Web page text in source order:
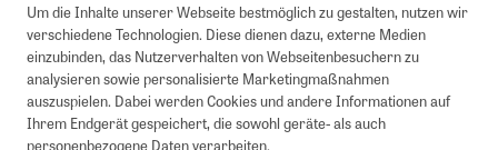
Um die Inhalte unserer Webseite bestmöglich zu gestalten, nutzen wir
verschiedene Technologien. Diese dienen dazu, externe Medien
einzubinden, das Nutzerverhalten von Webseitenbesuchern zu
analysieren sowie personalisierte Marketingmaßnahmen
auszuspielen. Dabei werden Cookies und andere Informationen auf
Ihrem Endgerät gespeichert, die sowohl geräte- als auch
personenbezogene Daten verarbeiten.